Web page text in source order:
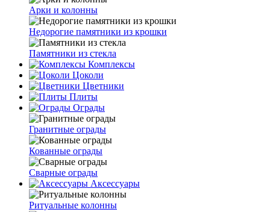
Арки и колонны
Недорогие памятники из крошки
Памятники из стекла
Комплексы
Цоколи
Цветники
Плиты
Ограды
Гранитные ограды
Кованные ограды
Сварные ограды
Аксессуары
Ритуальные колонны